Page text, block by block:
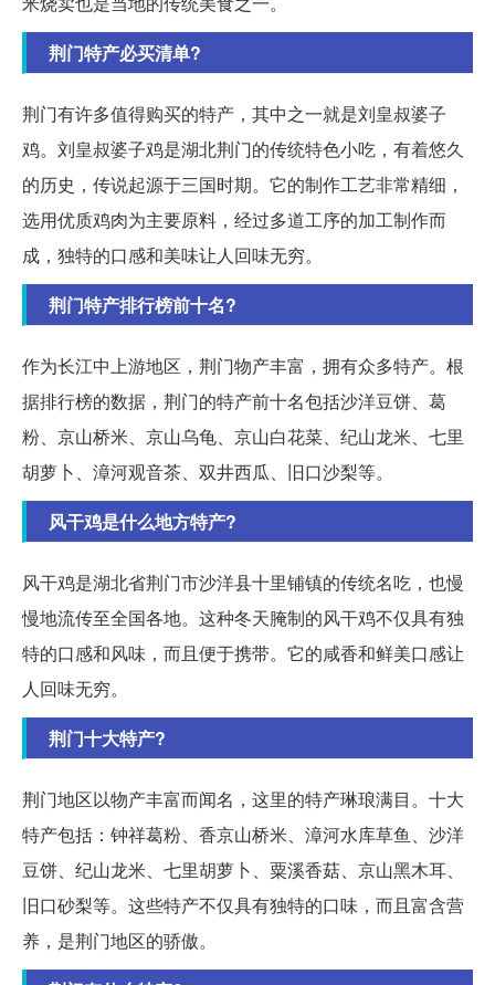
荆门特产必买清单?
荆门有许多值得购买的特产，其中之一就是刘皇叔婆子
鸡。刘皇叔婆子鸡是湖北荆门的传统特色小吃，有着悠久
的历史，传说起源于三国时期。它的制作工艺非常精细，
选用优质鸡肉为主要原料，经过多道工序的加工制作而
成，独特的口感和美味让人回味无穷。
荆门特产排行榜前十名?
作为长江中上游地区，荆门物产丰富，拥有众多特产。根
据排行榜的数据，荆门的特产前十名包括沙洋豆饼、葛
粉、京山桥米、京山乌龟、京山白花菜、纪山龙米、七里
胡萝卜、漳河观音茶、双井西瓜、旧口沙梨等。
风干鸡是什么地方特产?
风干鸡是湖北省荆门市沙洋县十里铺镇的传统名吃，也慢
慢地流传至全国各地。这种冬天腌制的风干鸡不仅具有独
特的口感和风味，而且便于携带。它的咸香和鲜美口感让
人回味无穷。
荆门十大特产?
荆门地区以物产丰富而闻名，这里的特产琳琅满目。十大
特产包括：钟祥葛粉、香京山桥米、漳河水库草鱼、沙洋
豆饼、纪山龙米、七里胡萝卜、粟溪香菇、京山黑木耳、
旧口砂梨等。这些特产不仅具有独特的口味，而且富含营
养，是荆门地区的骄傲。